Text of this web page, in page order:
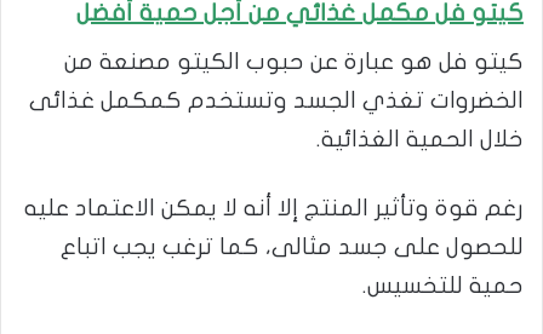
كيتو فل مكمل غذائي من أجل حمية أفضل
كيتو فل هو عبارة عن حبوب الكيتو مصنعة من
الخضروات تغذي الجسد وتستخدم كمكمل غذائى
خلال الحمية الغذائية.
رغم قوة وتأثير المنتج إلا أنه لا يمكن الاعتماد عليه
للحصول على جسد مثالى، كما ترغب يجب اتباع
حمية للتخسيس.